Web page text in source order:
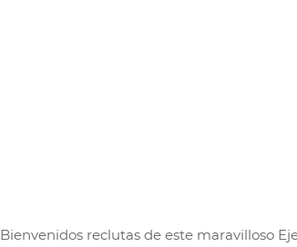
Bienvenidos reclutas de este maravilloso